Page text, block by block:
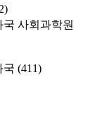
사회과학원
국 (411)